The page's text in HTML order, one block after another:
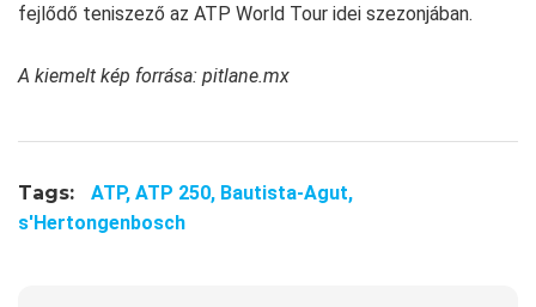
fejlődő teniszező az ATP World Tour idei szezonjában.
A kiemelt kép forrása: pitlane.mx
Tags: ATP, ATP 250, Bautista-Agut,
s'Hertongenbosch